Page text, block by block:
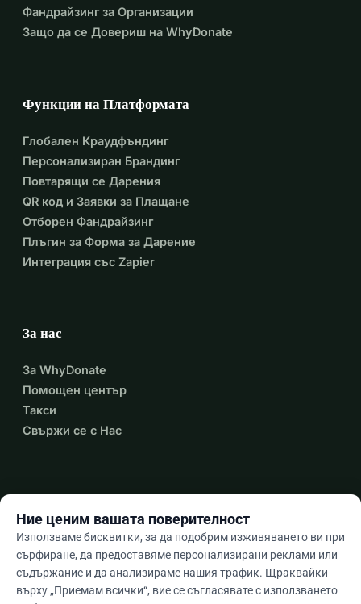
Фандрайзинг за Организации
Защо да се Довериш на WhyDonate
Функции на Платформата
Глобален Краудфъндинг
Персонализиран Брандинг
Повтарящи се Дарения
QR код и Заявки за Плащане
Отборен Фандрайзинг
Плъгин за Форма за Дарение
Интеграция със Zapier
За нас
За WhyDonate
Помощен център
Такси
Свържи се с Нас
Bgarrow_drop_down
Ние ценим вашата поверителност
Използваме бисквитки, за да подобрим изживяването ви при
сърфиране, да предоставяме персонализирани реклами или
съдържание и да анализираме нашия трафик. Щраквайки
върху „Приемам всички“, вие се съгласявате с използването